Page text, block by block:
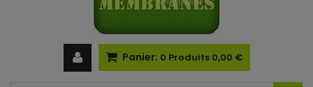
Panier: 0 Produits 0,00 €